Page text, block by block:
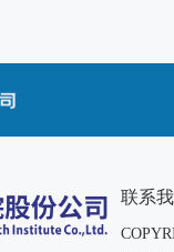
联系